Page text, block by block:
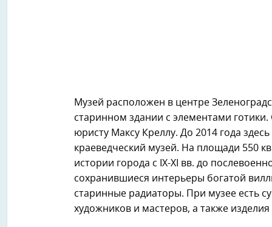
Музей расположен в центре
старинном здании с элементами
юристу Максу Креллу. До 2014 года
краеведческий музей. На площади 550
истории города с IX-XI вв. до
сохранившиеся интерьеры богатой
старинные радиаторы. При музее есть
художников и мастеров, а также